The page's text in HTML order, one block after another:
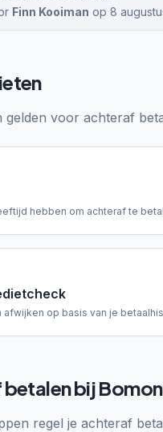
Finn Kooiman op 8
gelden voor achteraf
hebben om achteraf te
op basis van je
bij
regel je achteraf